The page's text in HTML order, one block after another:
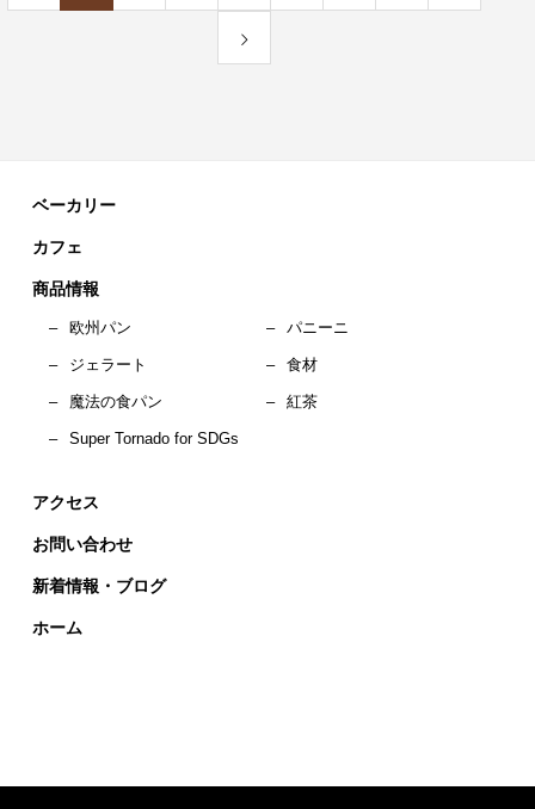
ベーカリー
カフェ
商品情報
– 欧州パン – パニーニ
– ジェラート – 食材
– 魔法の食パン – 紅茶
– Super Tornado for SDGs
アクセス
お問い合わせ
新着情報・ブログ
ホーム